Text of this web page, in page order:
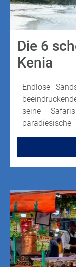
Die 6
Kenia
Endlose
seine
Strände mit
abgelegene
für jeden den